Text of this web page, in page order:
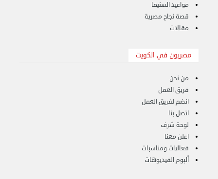
نقل عفش الكويت 50636444 فك وتركيب ايكيا ...
الأحد 17 سبتمبر 2023 01:24 م
مواعيد السنيما
قصة نجاح مصرية
مقالات
مصريون في الكويت
من نحن
فريق العمل
انضم لفريق العمل
اتصل بنا
لوحة شرف
اعلن معنا
فعاليات ومناسبات
ألبوم الفيديوهات